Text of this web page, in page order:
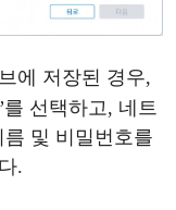
에 저장된 경우,
를 선택하고 , 네트
및 비밀번호를
.